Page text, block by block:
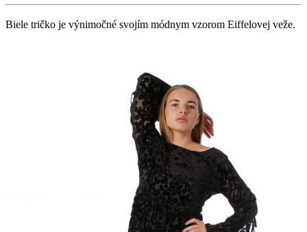
Biele tričko je výnimočné svojím módnym vzorom Eiffelovej veže.